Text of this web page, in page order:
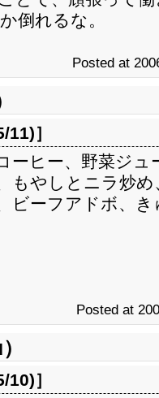
倒れるな。
Posted at
11)］
ーヒー、野菜ジュ
もやしとニラ炒
ビーフアドボ、
Posted at
10)］